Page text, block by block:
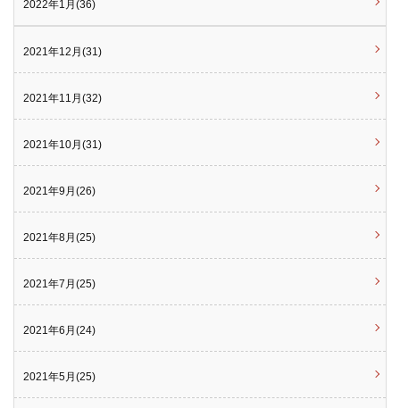
2022年1月(36)
2021年12月(31)
2021年11月(32)
2021年10月(31)
2021年9月(26)
2021年8月(25)
2021年7月(25)
2021年6月(24)
2021年5月(25)